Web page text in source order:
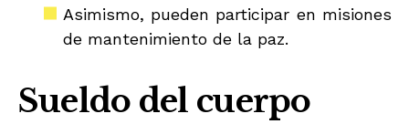
Asimismo, pueden participar en misiones
de mantenimiento de la paz.
Sueldo del cuerpo